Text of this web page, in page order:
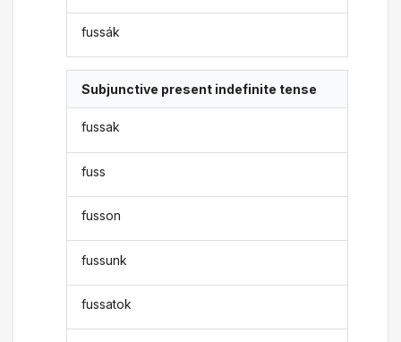
fussák
Subjunctive present indefinite tense
fussak
fuss
fusson
fussunk
fussatok